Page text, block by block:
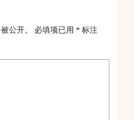
公开。 必填项已用 * 标注